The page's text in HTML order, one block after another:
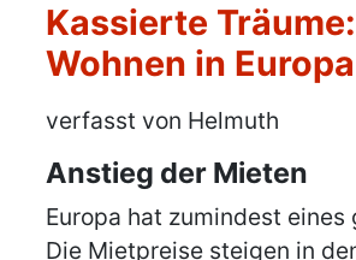
Kassierte Träume:
Wohnen in Europa
Details
verfasst von Helmuth
Anstieg der Mieten
Europa hat zumindest eines
Die Mietpreise steigen in